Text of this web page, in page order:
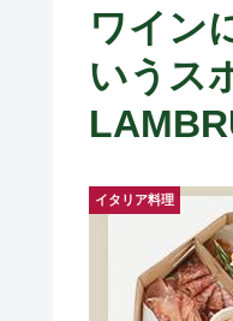
ワイン
いうス
イタリア料理